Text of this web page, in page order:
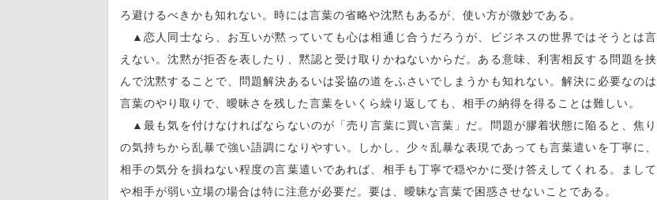
ろ避けるべきかも知れない。時には言葉の省略や沈黙もあるが、使い方が微妙である。
▲恋人同士なら、お互いが黙っていても心は相通じ合うだろうが、ビジネスの世界ではそうとは言
えない。沈黙が拒否を表したり、黙認と受け取りかねないからだ。ある意味、利害相反する問題を挟
んで沈黙することで、問題解決あるいは妥協の道をふさいでしまうかも知れない。解決に必要なのは
言葉のやり取りで、曖昧さを残した言葉をいくら繰り返しても、相手の納得を得ることは難しい。
▲最も気を付けなければならないのが「売り言葉に買い言葉」だ。問題が膠着状態に陥ると、焦り
の気持ちから乱暴で強い語調になりやすい。しかし、少々乱暴な表現であっても言葉遣いを丁寧に、
相手の気分を損ねない程度の言葉遣いであれば、相手も丁寧で穏やかに受け答えしてくれる。まして
や相手が弱い立場の場合は特に注意が必要だ。要は、曖昧な言葉で困惑させないことである。